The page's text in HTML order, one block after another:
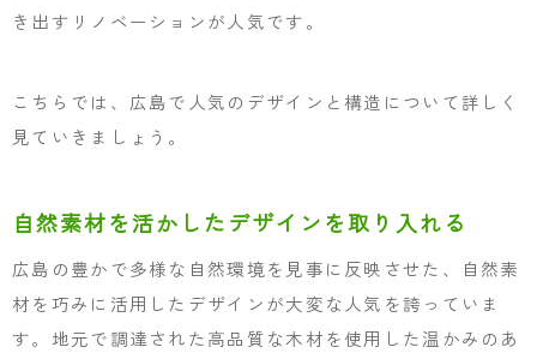
き出すリノベーションが人気です。
こちらでは、広島で人気のデザインと構造について詳しく
見ていきましょう。
自然素材を活かしたデザインを取り入れる
広島の豊かで多様な自然環境を見事に反映させた、自然素
材を巧みに活用したデザインが大変な人気を誇っていま
す。地元で調達された高品質な木材を使用した温かみのあ